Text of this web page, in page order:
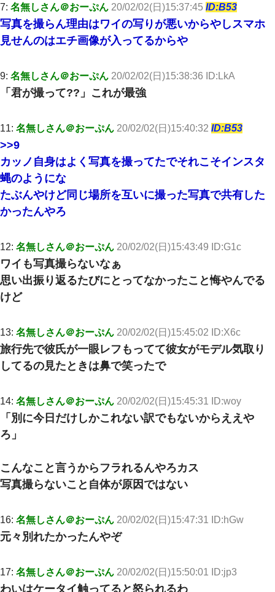
今日夫の実家に泊ったんだけど、朝起きたら股間がなんかモッコ
リしてた
【身体で払わせて】女友達「ごめん、何も言わずにお金貸してく
居酒屋にて。兄の紹介者「お酒飲みなって」私「未成年なので無
理です！」酷すぎるワードの連発で、耐えきれず店員に5千円を渡
し「お勘定です。逃がして下さい」その後、録音内容を父に聞か
せたら...
私『貯金貯まったし、やっと家建てられるね！』夫「実家を二世
帯住宅にした。それに貯金使った」→私『離婚しよう』夫「え
【戦争】不妊の俺嫁に弟嫁が2日間4歳児を託児 俺嫁はそこまで気
にしてなかったが、あまりにも子供が俺嫁に懐くので最後らへん
顔引きつってた → そして弟嫁が迎えに来た翌日…
男だけどリベンジポノレノの被害者になって未だに人生が立ち直
せない
ミスした新人(
)に冗談で「行為させてくれたら許してあげる」
って言ったら・・・
13歳娘が元嫁のところから逃げてきた。どう扱ったらいいのかわ
ホテルに泊まったんだけど従業員が最悪だった。折角の旅行で何
故私が怒鳴られなきゃいけなかったのだ
旦那の元嫁「離婚したとはいえ、私が本来の妻。許可なく結婚す
るなんてどういう神経してるの？離婚届を記入して持って来い」
→笑いが止まらなくなり・・・
義兄嫁「娘が大学に入ったら下宿させて」私「しつこい、学校斡
旋のアパートに行け」→ 旦那が義兄に通報したら「志望校を変え
ろ！」とキレて・・・
7: 名無しさん＠おーぷん 20/02/02(日)15:37:45 ID:B53
写真を撮らん理由はワイの写りが悪いからやしスマホ
見せんのはエチ画像が入ってるからや
9: 名無しさん＠おーぷん 20/02/02(日)15:38:36 ID:LkA
「君が撮って??」これが最強
11: 名無しさん＠おーぷん 20/02/02(日)15:40:32 ID:B53
>>9
カッノ自身はよく写真を撮ってたでそれこそインスタ
蝿のようにな
たぶんやけど同じ場所を互いに撮った写真で共有した
かったんやろ
12: 名無しさん＠おーぷん 20/02/02(日)15:43:49 ID:G1c
ワイも写真撮らないなぁ
思い出振り返るたびにとってなかったこと悔やんでる
けど
13: 名無しさん＠おーぷん 20/02/02(日)15:45:02 ID:X6c
旅行先で彼氏が一眼レフもってて彼女がモデル気取り
してるの見たときは鼻で笑ったで
14: 名無しさん＠おーぷん 20/02/02(日)15:45:31 ID:woy
「別に今日だけしかこれない訳でもないからええや
ろ」
こんなこと言うからフラれるんやろカス
写真撮らないこと自体が原因ではない
16: 名無しさん＠おーぷん 20/02/02(日)15:47:31 ID:hGw
元々別れたかったんやぞ
17: 名無しさん＠おーぷん 20/02/02(日)15:50:01 ID:jp3
わいはケータイ触ってると怒られるわ